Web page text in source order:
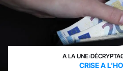
A LA UNE›
CRISE A